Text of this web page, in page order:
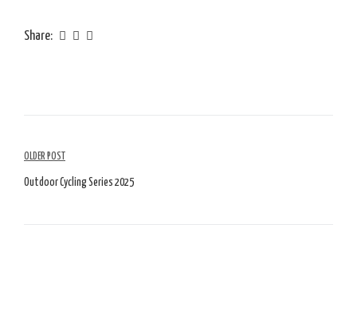
Share:
Navegação
de
OLDER POST
Outdoor Cycling Series 2025